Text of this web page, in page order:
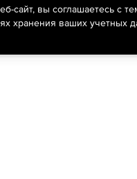
технологии
пользователей сети
сайт, вы соглашаетесь с
хранения ваших учетных